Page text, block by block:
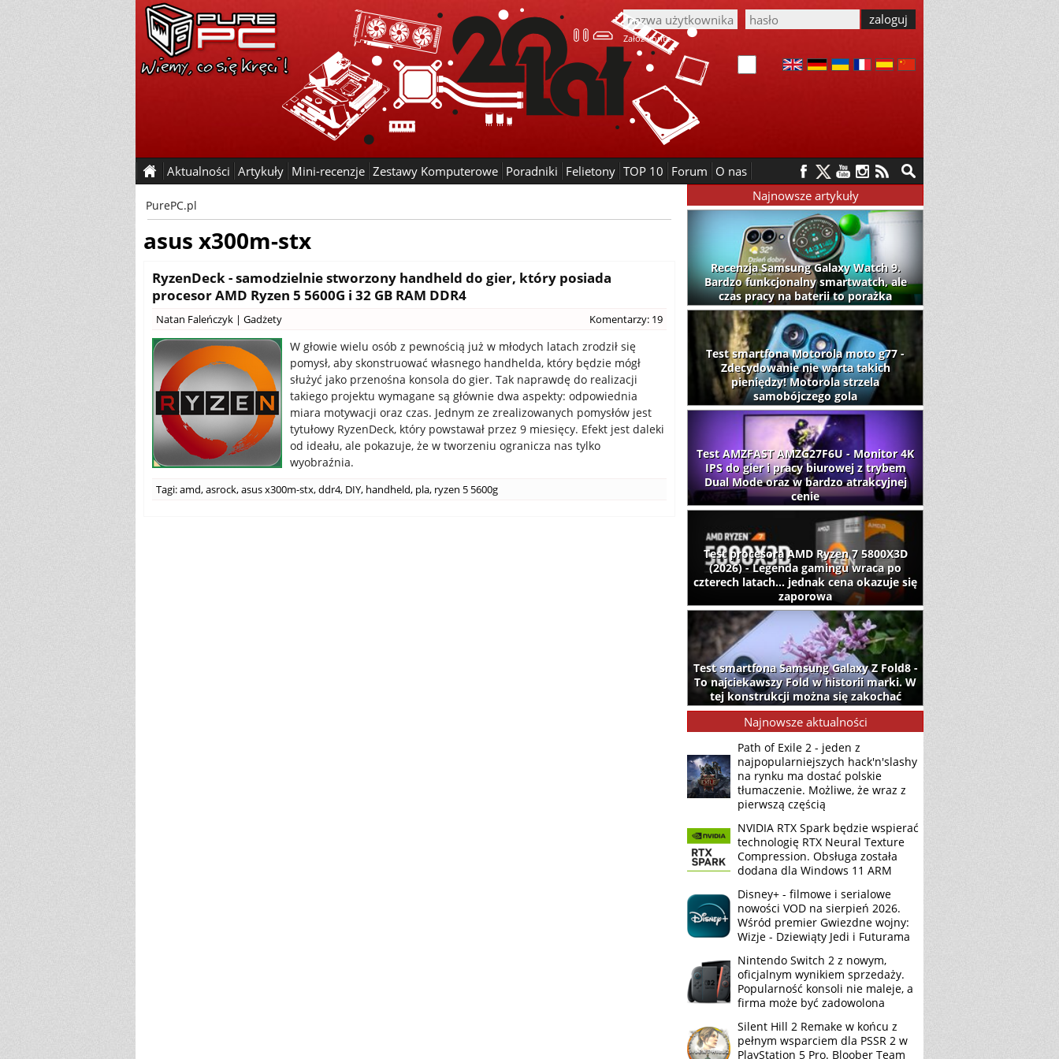
Załóż konto
Aktualności Artykuły Mini-recenzje Zestawy Komputerowe Poradniki Felietony TOP 10 Forum O nas
PurePC.pl
asus x300m-stx
RyzenDeck - samodzielnie stworzony handheld do gier, który posiada
procesor AMD Ryzen 5 5600G i 32 GB RAM DDR4
Natan Faleńczyk | Gadżety Komentarzy: 19
W głowie wielu osób z pewnością już w młodych latach zrodził się
pomysł, aby skonstruować własnego handhelda, który będzie mógł
służyć jako przenośna konsola do gier. Tak naprawdę do realizacji
takiego projektu wymagane są głównie dwa aspekty: odpowiednia
miara motywacji oraz czas. Jednym ze zrealizowanych pomysłów jest
tytułowy RyzenDeck, który powstawał przez 9 miesięcy. Efekt jest daleki
od ideału, ale pokazuje, że w tworzeniu ogranicza nas tylko
wyobraźnia.
Tagi:amd,asrock,asus x300m-stx,ddr4, DIY, handheld, pla, ryzen 5 5600g
Najnowsze artykuły
Recenzja Samsung Galaxy Watch 9.
Bardzo funkcjonalny smartwatch, ale
czas pracy na baterii to porażka
Test smartfona Motorola moto g77 -
Zdecydowanie nie warta takich
pieniędzy! Motorola strzela
samobójczego gola
Test AMZFAST AMZG27F6U - Monitor 4K
IPS do gier i pracy biurowej z trybem
Dual Mode oraz w bardzo atrakcyjnej
cenie
Test procesora AMD Ryzen 7 5800X3D
(2026) - Legenda gamingu wraca po
czterech latach... jednak cena okazuje się
zaporowa
Test smartfona Samsung Galaxy Z Fold8 -
To najciekawszy Fold w historii marki. W
tej konstrukcji można się zakochać
Najnowsze aktualności
Path of Exile 2 - jeden z
najpopularniejszych hack'n'slashy
na rynku ma dostać polskie
tłumaczenie. Możliwe, że wraz z
pierwszą częścią
NVIDIA RTX Spark będzie wspierać
technologię RTX Neural Texture
Compression. Obsługa została
dodana dla Windows 11 ARM
Disney+ - filmowe i serialowe
nowości VOD na sierpień 2026.
Wśród premier Gwiezdne wojny:
Wizje - Dziewiąty Jedi i Futurama
Nintendo Switch 2 z nowym,
oficjalnym wynikiem sprzedaży.
Popularność konsoli nie maleje, a
firma może być zadowolona
Silent Hill 2 Remake w końcu z
pełnym wsparciem dla PSSR 2 w
PlayStation 5 Pro. Bloober Team